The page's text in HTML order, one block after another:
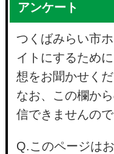
アンケート
つくばみらい市
イトにするため
想をお聞かせくだ
なお、この欄か
信できませんの
Q.このページは